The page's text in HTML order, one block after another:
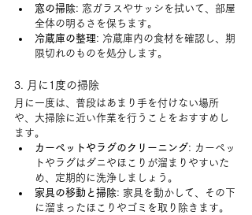
窓の掃除: 窓ガラスやサッシを拭いて、部屋
全体の明るさを保ちます。
冷蔵庫の整理: 冷蔵庫内の食材を確認し、期
限切れのものを処分します。
3. 月に1度の掃除
月に一度は、普段はあまり手を付けない場所
や、大掃除に近い作業を行うことをおすすめし
ます。
カーペットやラグのクリーニング: カーペッ
トやラグはダニやほこりが溜まりやすいた
め、定期的に洗浄しましょう。
家具の移動と掃除: 家具を動かして、その下
に溜まったほこりやゴミを取り除きます。